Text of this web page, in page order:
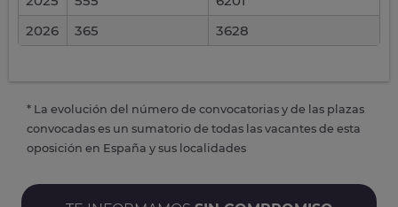
2026
365 3628
* La evolución del número de convocatorias y de las plazas
convocadas es un sumatorio de todas las vacantes de esta
oposición en España y sus localidades